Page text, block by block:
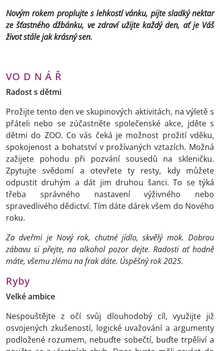
Novým rokem proplujte s lehkostí vánku, pijte sladký nektar
ze šťastného džbánku, ve zdraví užijte každý den, ať je Váš
život stále jak krásný sen.
VO D N Á Ř
Radost s dětmi
Prožijte tento den ve skupinových aktivitách, na výletě s
přáteli nebo se zúčastněte společenské akce, jděte s
dětmi do ZOO. Co vás čeká je možnost prožití vděku,
spokojenost a bohatství v prožívaných vztazích. Možná
zažijete pohodu při pozvání sousedů na skleničku.
Zpytujte svědomí a otevřete ty resty, kdy můžete
odpustit druhým a dát jim druhou šanci. To se týká
třeba správného nastavení výživného nebo
spravedlivého dědictví. Tím dáte dárek všem do Nového
roku.
Za dveřmi je Nový rok, chutné jídlo, skvělý mok. Dobrou
zábavu si přejte, na alkohol pozor dejte. Radosti ať hodně
máte, všemu zlému na frak dáte. Úspěšný rok 2025.
Ryby
Velké ambice
Nespouštějte z očí svůj dlouhodobý cíl, využijte již
osvojených zkušeností, logické uvažování a argumenty
podložené rozumem, nebuďte sobečtí, buďte trpěliví a